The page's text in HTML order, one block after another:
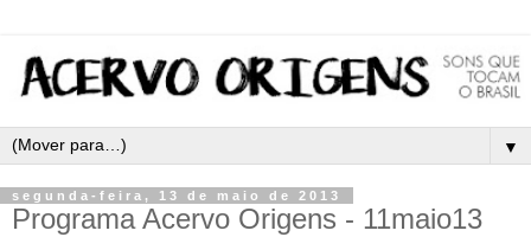
▼
segunda-feira, 13 de maio de 2013
Programa Acervo Origens - 11maio13